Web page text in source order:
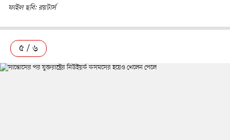
ফাইল ছবি: রয়টার্স
৫ / ৬